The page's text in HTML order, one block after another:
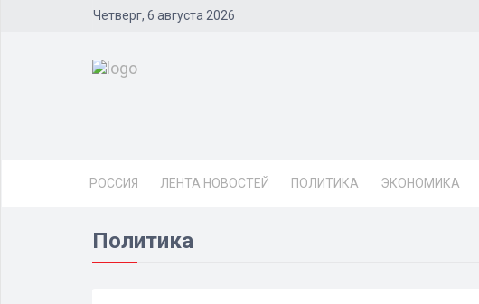
Четверг, 6 августа 2026
РОССИЯ ЛЕНТА НОВОСТЕЙ ПОЛИТИКА ЭКОНОМИКА
Политика